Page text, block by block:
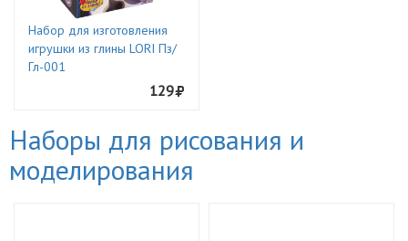
Набор для изготовления
игрушки из глины LORI Пз/
Гл-001
129
Наборы для рисования и
моделирования